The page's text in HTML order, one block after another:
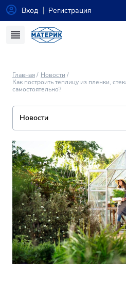
Вход Регистрация
Главная
Новости
Как построить теплицу из пленки,
самостоятельно?
Новости